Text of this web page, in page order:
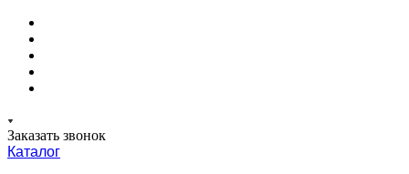
Заказать звонок
Каталог